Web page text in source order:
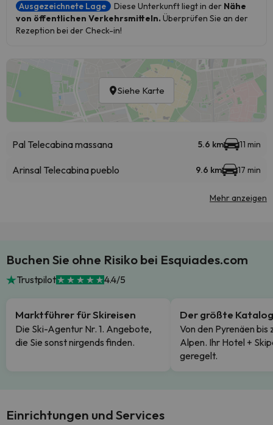
Ausgezeichnete Lage Diese Unterkunft liegt in der Nähe
von öffentlichen Verkehrsmitteln. Überprüfen Sie an der
Rezeption bei der Check-in!
Siehe Karte
Pal Telecabina massana 5.6 km 11 min
Arinsal Telecabina pueblo 9.6 km 17 min
Mehr anzeigen
Buchen Sie ohne Risiko bei Esquiades.com
Trustpilot 4.4/5
Marktführer für Skireisen
Die Ski-Agentur Nr. 1. Angebote,
die Sie sonst nirgends finden.
Der größte Katalog
Von den Pyrenäen bis
Alpen. Ihr Hotel +
geregelt.
Einrichtungen und Services